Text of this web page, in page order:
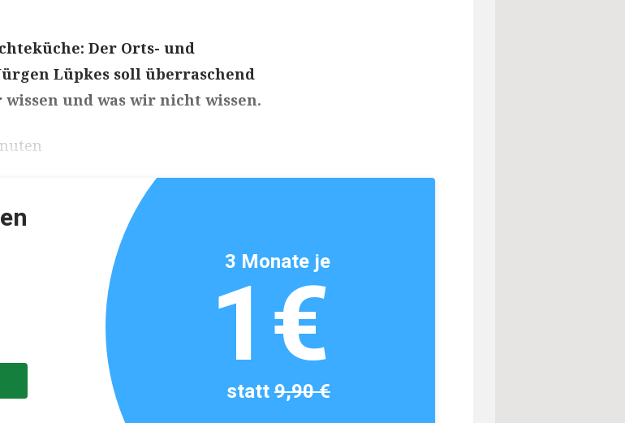
Der Orts- und
Lüpkes soll überraschend
und was wir nicht wissen.
3 Monate je
1€
statt9,90 €